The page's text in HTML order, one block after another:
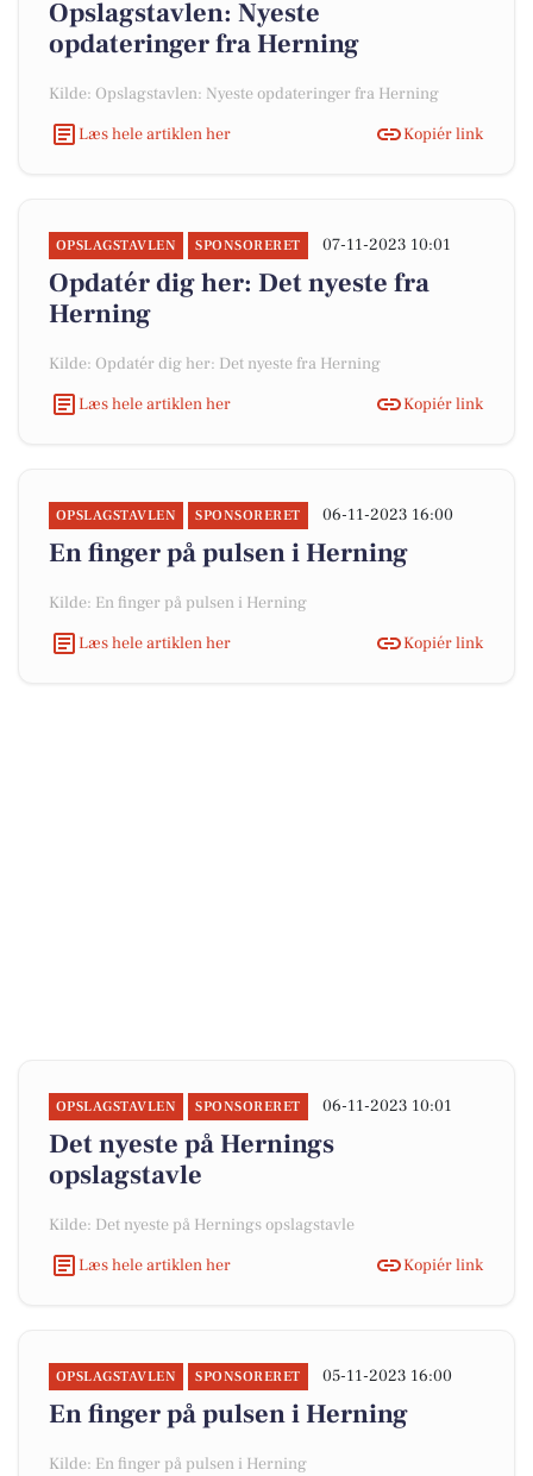
Opslagstavlen: Nyeste
opdateringer fra Herning
Kilde: Opslagstavlen: Nyeste opdateringer fra Herning
Læs hele artiklen her
Kopiér link
OPSLAGSTAVLEN SPONSORERET 07-11-2023 10:01
Opdatér dig her: Det nyeste fra
Herning
Kilde: Opdatér dig her: Det nyeste fra Herning
Læs hele artiklen her
Kopiér link
OPSLAGSTAVLEN SPONSORERET 06-11-2023 16:00
En finger på pulsen i Herning
Kilde: En finger på pulsen i Herning
Læs hele artiklen her
Kopiér link
OPSLAGSTAVLEN SPONSORERET 06-11-2023 10:01
Det nyeste på Hernings
opslagstavle
Kilde: Det nyeste på Hernings opslagstavle
Læs hele artiklen her
Kopiér link
OPSLAGSTAVLEN SPONSORERET 05-11-2023 16:00
En finger på pulsen i Herning
Kilde: En finger på pulsen i Herning